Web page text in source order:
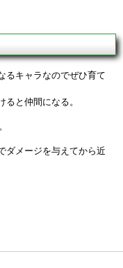
るキャラなのでぜひ育て
と仲間になる。
ダメージを与えてから近